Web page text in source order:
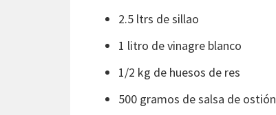
2.5 ltrs de sillao
1 litro de vinagre blanco
1/2 kg de huesos de res
500 gramos de salsa de ostión